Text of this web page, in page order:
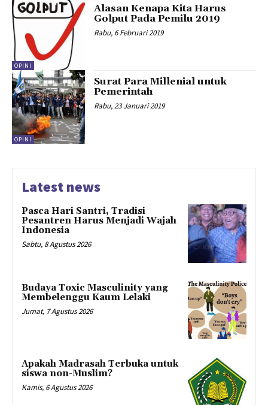
OPINI
Alasan Kenapa Kita Harus
Golput Pada Pemilu 2019
Rabu, 6 Februari 2019
OPINI
Surat Para Millenial untuk
Pemerintah
Rabu, 23 Januari 2019
Latest news
Pasca Hari Santri, Tradisi
Pesantren Harus Menjadi Wajah
Indonesia
Sabtu, 8 Agustus 2026
Budaya Toxic Masculinity yang
Membelenggu Kaum Lelaki
Jumat, 7 Agustus 2026
Apakah Madrasah Terbuka untuk
siswa non-Muslim?
Kamis, 6 Agustus 2026